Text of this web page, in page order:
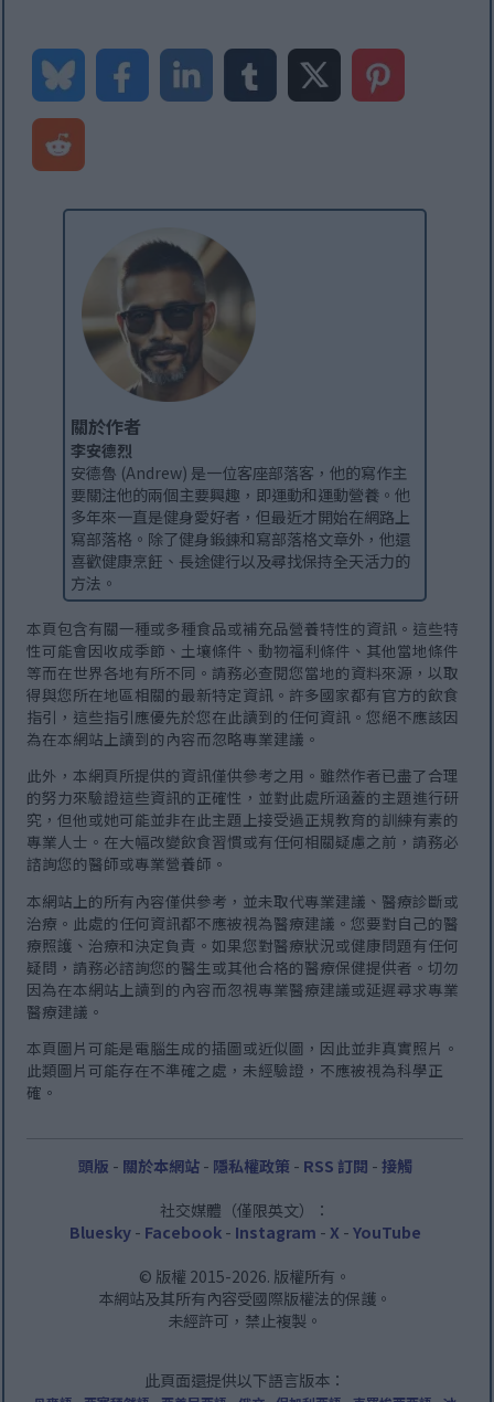
關於作者
李安德烈
安德魯 (Andrew) 是一位客座部落客，他的寫作主
要關注他的兩個主要興趣，即運動和運動營養。他
多年來一直是健身愛好者，但最近才開始在網路上
寫部落格。除了健身鍛鍊和寫部落格文章外，他還
喜歡健康烹飪、長途健行以及尋找保持全天活力的
方法。
本頁包含有關一種或多種食品或補充品營養特性的資訊。這些特
性可能會因收成季節、土壤條件、動物福利條件、其他當地條件
等而在世界各地有所不同。請務必查閱您當地的資料來源，以取
得與您所在地區相關的最新特定資訊。許多國家都有官方的飲食
指引，這些指引應優先於您在此讀到的任何資訊。您絕不應該因
為在本網站上讀到的內容而忽略專業建議。
此外，本網頁所提供的資訊僅供參考之用。雖然作者已盡了合理
的努力來驗證這些資訊的正確性，並對此處所涵蓋的主題進行研
究，但他或她可能並非在此主題上接受過正規教育的訓練有素的
專業人士。在大幅改變飲食習慣或有任何相關疑慮之前，請務必
諮詢您的醫師或專業營養師。
本網站上的所有內容僅供參考，並未取代專業建議、醫療診斷或
治療。此處的任何資訊都不應被視為醫療建議。您要對自己的醫
療照護、治療和決定負責。如果您對醫療狀況或健康問題有任何
疑問，請務必諮詢您的醫生或其他合格的醫療保健提供者。切勿
因為在本網站上讀到的內容而忽視專業醫療建議或延遲尋求專業
醫療建議。
本頁圖片可能是電腦生成的插圖或近似圖，因此並非真實照片。
此類圖片可能存在不準確之處，未經驗證，不應被視為科學正
確。
頭版 - 關於本網站- 隱私權政策- RSS 訂閱 - 接觸
社交媒體（僅限英文）：
Bluesky- Facebook- Instagram - X - YouTube
© 版權 2015-2026. 版權所有。
本網站及其所有內容受國際版權法的保護。
未經許可，禁止複製。
此頁面還提供以下語言版本：